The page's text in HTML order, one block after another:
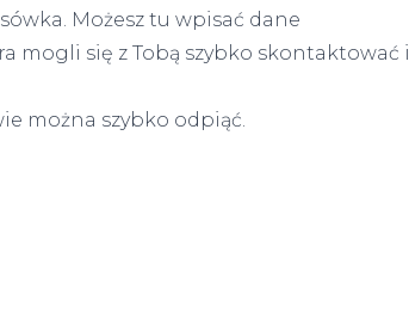
Możesz tu wpisać dane
mogli się z Tobą szybko skontaktować i
można szybko odpiąć.